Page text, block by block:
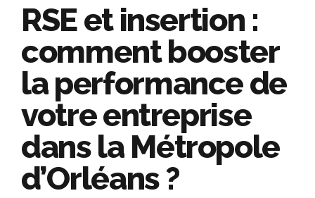
RSE et insertion :
comment booster
la performance de
votre entreprise
dans la Métropole
d’Orléans ?